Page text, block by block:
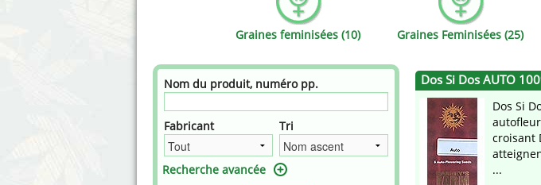
Bulk Seed Bank
Bulldog Seeds
Cannabella Genetics
Female Seeds
Genehtik Seeds
House of the Great Gardener
Mandala
Ministry of
Paradise
Philosopher
Graines feminisées (10) Graines Feminisées (25)
Nom du produit, numéro pp.
Fabricant Tri
Recherche avancée
Dos Si Dos AUTO
Dos Si
croisant
...